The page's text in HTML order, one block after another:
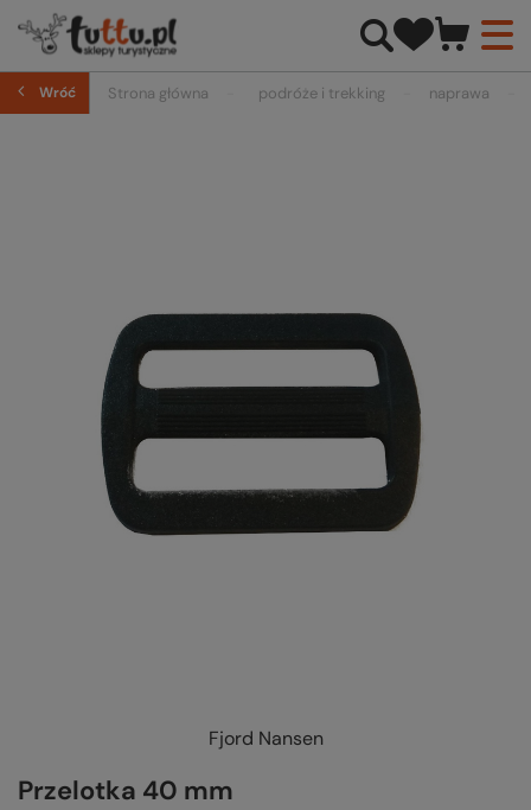
Wróć Strona główna podróże i trekking naprawa
KUP-SPRAWDŹ-WYMIEŃ-
Fjord Nansen
Przelotka 40 mm